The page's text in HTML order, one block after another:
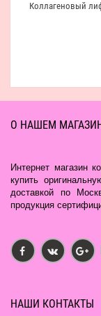
Коллагеновый
О НАШЕМ
Интернет магазин
купить
доставкой по
продукция
НАШИ КОНТАКТЫ